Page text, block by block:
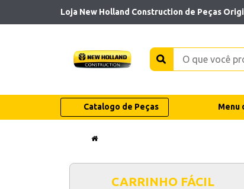
Loja New Holland Construction de Peças
Catalogo de Peças Menu
CARRINHO FÁCIL